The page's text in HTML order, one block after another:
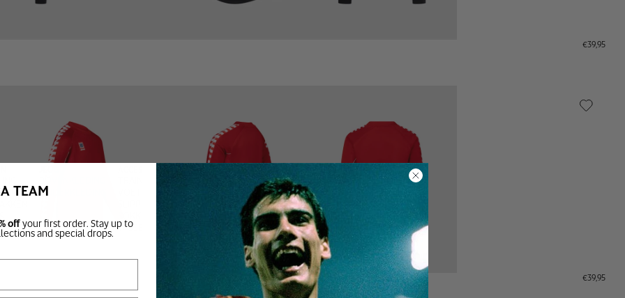
ONDERKLEDING
TASSEN
€39,95
€39,95
TEAM
offyour first order. Stay up to
and special drops.